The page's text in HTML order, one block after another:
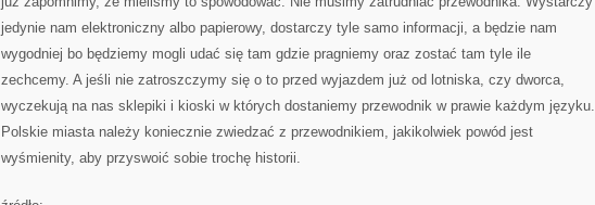
jedynie nam elektroniczny albo papierowy, dostarczy tyle samo informacji, a będzie nam
wygodniej bo będziemy mogli udać się tam gdzie pragniemy oraz zostać tam tyle ile
zechcemy. A jeśli nie zatroszczymy się o to przed wyjazdem już od lotniska, czy dworca,
wyczekują na nas sklepiki i kioski w których dostaniemy przewodnik w prawie każdym języku.
Polskie miasta należy koniecznie zwiedzać z przewodnikiem, jakikolwiek powód jest
wyśmienity, aby przyswoić sobie trochę historii.